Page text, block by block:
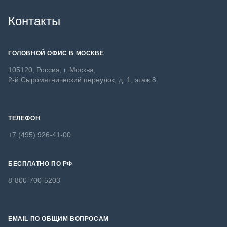
Контакты
ГОЛОВНОЙ ОФИС В МОСКВЕ
105120, Россия, г. Москва,
2-й Сыромятнический переулок, д. 1, этаж 8
ТЕЛЕФОН
+7 (495) 926-41-00
БЕСПЛАТНО ПО РФ
8-800-700-5203
EMAIL ПО ОБЩИМ ВОПРОСАМ